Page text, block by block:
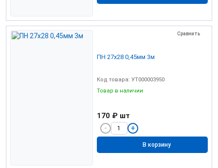
Сравнить
ПН 27х28 0,45мм 3м
Код товара: УТ000003950
Товар в наличии
170 ₽ шт
В корзину